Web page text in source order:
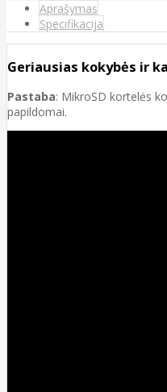
Aprašymas
Specifikacija
Geriausias kokybės ir
Pastaba: MikroSD kortelės
papildomai.